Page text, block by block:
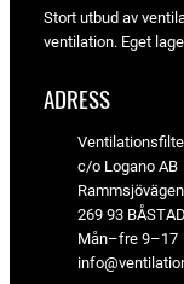
Stort utbud av
ventilation. Eget
ADRESS
c/o Logano AB
269 93 BÅSTAD
Mån–fre 9–17